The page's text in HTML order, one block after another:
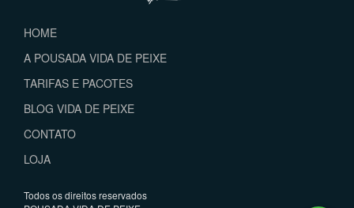
HOME
A POUSADA VIDA DE PEIXE
TARIFAS E PACOTES
BLOG VIDA DE PEIXE
CONTATO
LOJA
Todos os direitos reservados